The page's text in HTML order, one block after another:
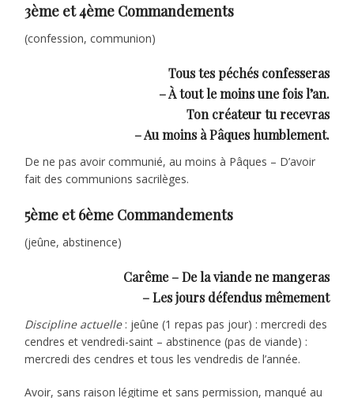
3ème et 4ème Commandements
(confession, communion)
Tous tes péchés confesseras
– À tout le moins une fois l’an.
Ton créateur tu recevras
– Au moins à Pâques humblement.
De ne pas avoir communié, au moins à Pâques – D’avoir
fait des communions sacrilèges.
5ème et 6ème Commandements
(jeûne, abstinence)
Carême – De la viande ne mangeras
– Les jours défendus mêmement
Discipline actuelle: jeûne (1 repas pas jour) : mercredi des
cendres et vendredi-saint – abstinence (pas de viande) :
mercredi des cendres et tous les vendredis de l’année.
Avoir, sans raison légitime et sans permission, manqué au